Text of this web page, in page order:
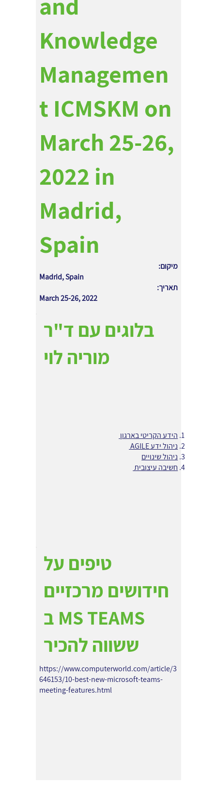
Knowledge
Managemen
t ICMSKM on
March 25-26,
2022 in
Madrid,
Spain
מיקום:
Madrid, Spain
תאריך:
March 25-26, 2022
בלוגים עם ד"ר
מוריה לוי
הידע הקריטי בארגון
ניהול ידע AGILE
ניהול שינויים
חשיבה עיצובית
טיפים על
חידושים מרכזיים
ב MS TEAMS
ששווה להכיר
https://www.computerworld.com/article/3
646153/10-best-new-microsoft-teams-
meeting-features.html